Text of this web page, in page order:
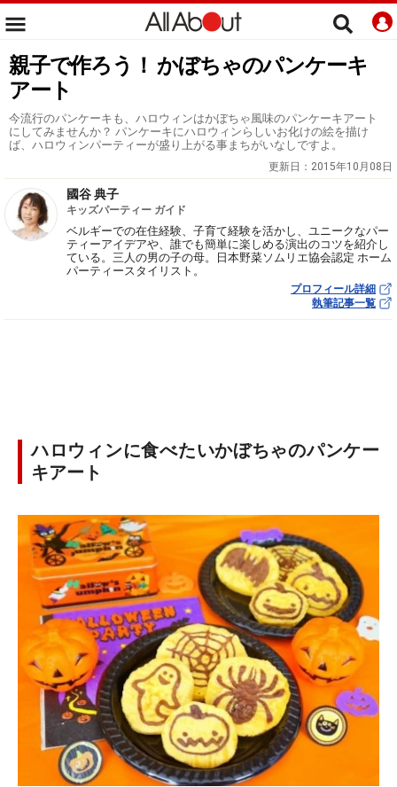
親子で作ろう！ かぼちゃのパンケーキ
アート
今流行のパンケーキも、ハロウィンはかぼちゃ風味のパンケーキアート
にしてみませんか？ パンケーキにハロウィンらしいお化けの絵を描け
ば、ハロウィンパーティーが盛り上がる事まちがいなしですよ。
更新日： 2015年10月08日
國谷 典子
キッズパーティー ガイド
ベルギーでの在住経験、子育て経験を活かし、ユニークなパー
ティーアイデアや、誰でも簡単に楽しめる演出のコツを紹介し
ている。三人の男の子の母。日本野菜ソムリエ協会認定 ホーム
パーティースタイリスト。
プロフィール詳細
執筆記事一覧
ハロウィンに食べたいかぼちゃのパンケー
キアート